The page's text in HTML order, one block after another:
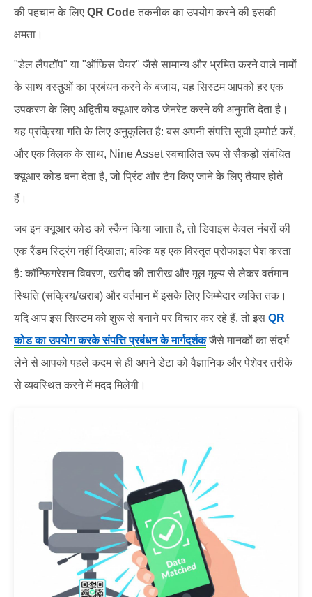
की पहचान के लिए QR Code तकनीक का उपयोग करने की इसकी
क्षमता।
"डेल लैपटॉप" या "ऑफिस चेयर" जैसे सामान्य और भ्रमित करने वाले नामों
के साथ वस्तुओं का प्रबंधन करने के बजाय, यह सिस्टम आपको हर एक
उपकरण के लिए अद्वितीय क्यूआर कोड जेनरेट करने की अनुमति देता है।
यह प्रक्रिया गति के लिए अनुकूलित है: बस अपनी संपत्ति सूची इम्पोर्ट करें,
और एक क्लिक के साथ, Nine Asset स्वचालित रूप से सैकड़ों संबंधित
क्यूआर कोड बना देता है, जो प्रिंट और टैग किए जाने के लिए तैयार होते
हैं।
जब इन क्यूआर कोड को स्कैन किया जाता है, तो डिवाइस केवल नंबरों की
एक रैंडम स्ट्रिंग नहीं दिखाता; बल्कि यह एक विस्तृत प्रोफाइल पेश करता
है: कॉन्फ़िगरेशन विवरण, खरीद की तारीख और मूल मूल्य से लेकर वर्तमान
स्थिति (सक्रिय/खराब) और वर्तमान में इसके लिए जिम्मेदार व्यक्ति तक।
यदि आप इस सिस्टम को शुरू से बनाने पर विचार कर रहे हैं, तो इस QR
कोड का उपयोग करके संपत्ति प्रबंधन के मार्गदर्शकजैसे मानकों का संदर्भ
लेने से आपको पहले कदम से ही अपने डेटा को वैज्ञानिक और पेशेवर तरीके
से व्यवस्थित करने में मदद मिलेगी।